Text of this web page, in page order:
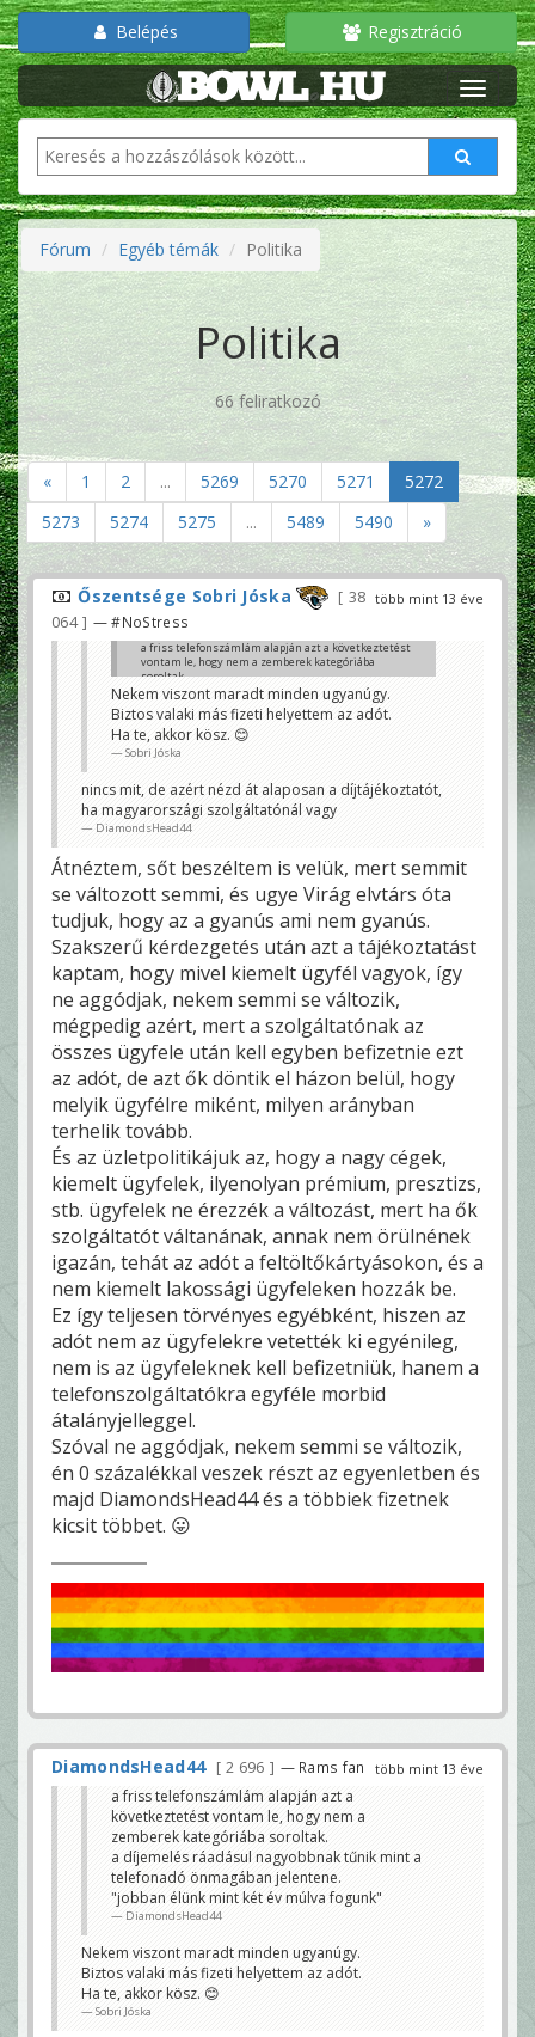
Belépés Regisztráció
Fórum Egyéb témák Politika
Politika
66 feliratkozó
« 1 2 ... 5269 5270 5271
5272
5273
5274 5275 ... 5489 5490 »
több mint 13 éve
Őszentsége Sobri Jóska
38
064
— #NoStress
a friss telefonszámlám alapján azt a következtetést
vontam le, hogy nem a zemberek kategóriába
soroltak.
a díjemelés ráadásul nagyobbnak tűnik mint a
telefonadó önmagában jelentene.
"jobban élünk mint két év múlva fogunk"
DiamondsHead44
Nekem viszont maradt minden ugyanúgy.
Biztos valaki más fizeti helyettem az adót.
Ha te, akkor kösz. 😊
Sobri Jóska
nincs mit, de azért nézd át alaposan a díjtájékoztatót,
ha magyarországi szolgáltatónál vagy
DiamondsHead44
Átnéztem, sőt beszéltem is velük, mert semmit
se változott semmi, és ugye Virág elvtárs óta
tudjuk, hogy az a gyanús ami nem gyanús.
Szakszerű kérdezgetés után azt a tájékoztatást
kaptam, hogy mivel kiemelt ügyfél vagyok, így
ne aggódjak, nekem semmi se változik,
mégpedig azért, mert a szolgáltatónak az
összes ügyfele után kell egyben befizetnie ezt
az adót, de azt ők döntik el házon belül, hogy
melyik ügyfélre miként, milyen arányban
terhelik tovább.
És az üzletpolitikájuk az, hogy a nagy cégek,
kiemelt ügyfelek, ilyenolyan prémium, presztizs,
stb. ügyfelek ne érezzék a változást, mert ha ők
szolgáltatót váltanának, annak nem örülnének
igazán, tehát az adót a feltöltőkártyásokon, és a
nem kiemelt lakossági ügyfeleken hozzák be.
Ez így teljesen törvényes egyébként, hiszen az
adót nem az ügyfelekre vetették ki egyénileg,
nem is az ügyfeleknek kell befizetniük, hanem a
telefonszolgáltatókra egyféle morbid
átalányjelleggel.
Szóval ne aggódjak, nekem semmi se változik,
én 0 százalékkal veszek részt az egyenletben és
majd DiamondsHead44 és a többiek fizetnek
kicsit többet. 😛
több mint 13 éve
DiamondsHead44 2 696 — Rams fan
a friss telefonszámlám alapján azt a
következtetést vontam le, hogy nem a
zemberek kategóriába soroltak.
a díjemelés ráadásul nagyobbnak tűnik mint a
telefonadó önmagában jelentene.
"jobban élünk mint két év múlva fogunk"
DiamondsHead44
Nekem viszont maradt minden ugyanúgy.
Biztos valaki más fizeti helyettem az adót.
Ha te, akkor kösz. 😊
Sobri Jóska